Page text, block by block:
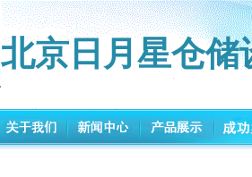
北京日月星仓储